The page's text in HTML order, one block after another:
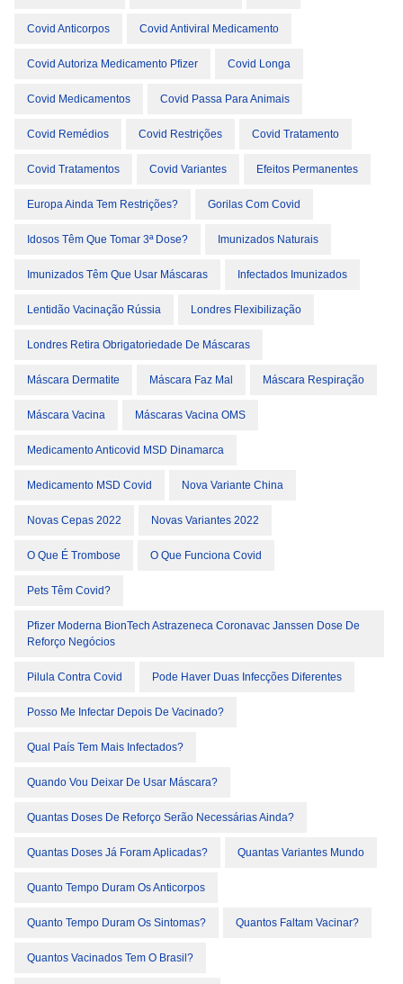
Covid Anticorpos Covid Antiviral Medicamento
Covid Autoriza Medicamento Pfizer Covid Longa
Covid Medicamentos Covid Passa Para Animais
Covid Remédios Covid Restrições Covid Tratamento
Covid Tratamentos Covid Variantes Efeitos Permanentes
Europa Ainda Tem Restrições? Gorilas Com Covid
Idosos Têm Que Tomar 3ª Dose? Imunizados Naturais
Imunizados Têm Que Usar Máscaras Infectados Imunizados
Lentidão Vacinação Rússia Londres Flexibilização
Londres Retira Obrigatoriedade De Máscaras
Máscara Dermatite Máscara Faz Mal Máscara Respiração
Máscara Vacina Máscaras Vacina OMS
Medicamento Anticovid MSD Dinamarca
Medicamento MSD Covid Nova Variante China
Novas Cepas 2022 Novas Variantes 2022
O Que É Trombose O Que Funciona Covid
Pets Têm Covid?
Pfizer Moderna BionTech Astrazeneca Coronavac Janssen Dose De
Reforço Negócios
Pilula Contra Covid Pode Haver Duas Infecções Diferentes
Posso Me Infectar Depois De Vacinado?
Qual País Tem Mais Infectados?
Quando Vou Deixar De Usar Máscara?
Quantas Doses De Reforço Serão Necessárias Ainda?
Quantas Doses Já Foram Aplicadas? Quantas Variantes Mundo
Quanto Tempo Duram Os Anticorpos
Quanto Tempo Duram Os Sintomas? Quantos Faltam Vacinar?
Quantos Vacinados Tem O Brasil?